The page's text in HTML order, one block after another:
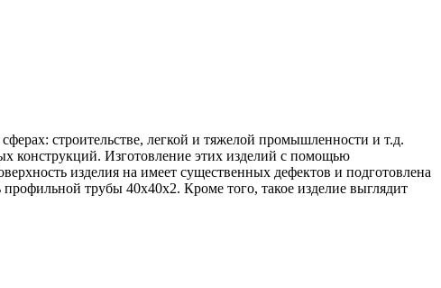
строительстве, легкой и тяжелой промышленности и т.д.
конструкций. Изготовление этих изделий с помощью
изделия на имеет существенных дефектов и подготовлена
трубы 40х40х2. Кроме того, такое изделие выглядит